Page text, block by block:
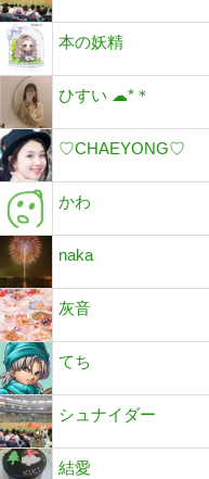
本の妖精
ひすい ☁︎*＊
♡CHAEYONG♡
かわ
naka
灰音
てち
シュナイダー
結愛